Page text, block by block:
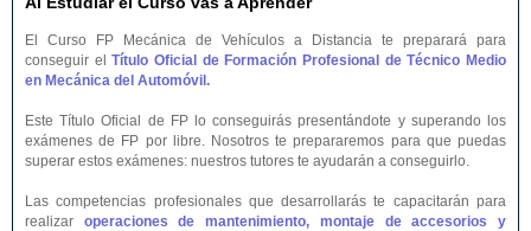
El Curso FP Mecánica de Vehículos a Distancia te preparará para
conseguir elTítulo Oficial de Formación Profesional de Técnico Medio
en Mecánica del Automóvil.
Este Título Oficial de FP lo conseguirás presentándote y superando los
exámenes de FP por libre. Nosotros te prepararemos para que puedas
superar estos exámenes: nuestros tutores te ayudarán a conseguirlo.
Las competencias profesionales que desarrollarás te capacitarán para
realizar operaciones de mantenimiento, montaje de accesorios y